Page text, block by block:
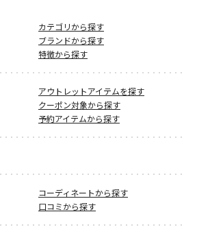
カテゴリから探す
ブランドから探す
特徴から探す
アウトレットアイテムを探す
クーポン対象から探す
予約アイテムから探す
コーディネートから探す
口コミから探す